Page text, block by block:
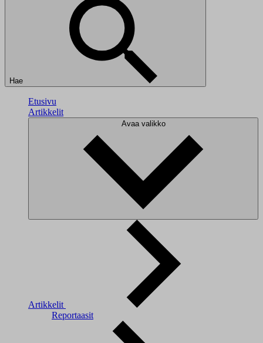
Hae
Etusivu
Artikkelit
Avaa valikko
Artikkelit
Reportaasit